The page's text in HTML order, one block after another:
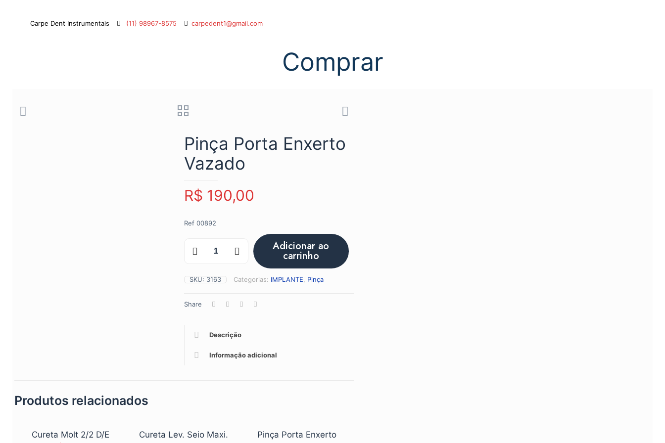
Carpe Dent Instrumentais (11) 98967-8575 carpedent1@gmail.com
Comprar
Pinça Porta Enxerto
Vazado
R$ 190,00
Ref 00892
Porta
Enxerto
Adicionar ao
carrinho
SKU: 3163 Categorias: IMPLANTE Pinça
Share
Descrição
Informação adicional
Produtos relacionados
Cureta Molt 2/2 D/E Cureta Lev. Seio Maxi. Pinça Porta Enxerto